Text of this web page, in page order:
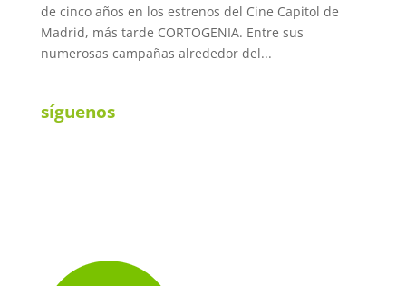
de cinco años en los estrenos del Cine Capitol de
Madrid, más tarde CORTOGENIA. Entre sus
numerosas campañas alrededor del...
síguenos